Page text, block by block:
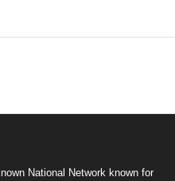
National Network known for